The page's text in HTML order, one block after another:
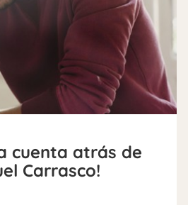
cuenta atrás de
Carrasco!